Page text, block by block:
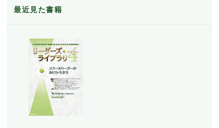
最近見た書籍